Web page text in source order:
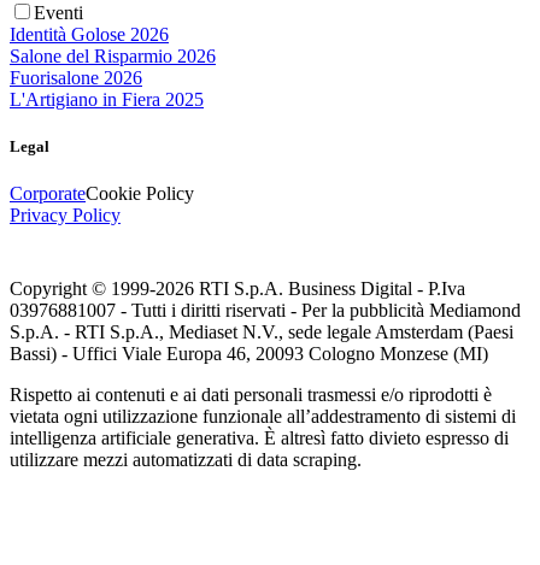
Eventi
Identità Golose 2026
Salone del Risparmio 2026
Fuorisalone 2026
L'Artigiano in Fiera 2025
Legal
CorporateCookie Policy
Privacy Policy
Copyright © 1999-2026 RTI S.p.A. Business Digital - P.Iva
03976881007 - Tutti i diritti riservati - Per la pubblicità Mediamond
S.p.A. - RTI S.p.A., Mediaset N.V., sede legale Amsterdam (Paesi
Bassi) - Uffici Viale Europa 46, 20093 Cologno Monzese (MI)
Rispetto ai contenuti e ai dati personali trasmessi e/o riprodotti è
vietata ogni utilizzazione funzionale all’addestramento di sistemi di
intelligenza artificiale generativa. È altresì fatto divieto espresso di
utilizzare mezzi automatizzati di data scraping.